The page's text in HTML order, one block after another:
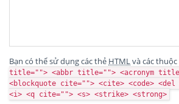
Bạn có thể sử dụng các thẻ HTMLvà các
title=""> <abbr title=""> <acronym
<blockquote cite=""> <cite> <code> <del
<i> <q cite=""> <s> <strike> <strong>